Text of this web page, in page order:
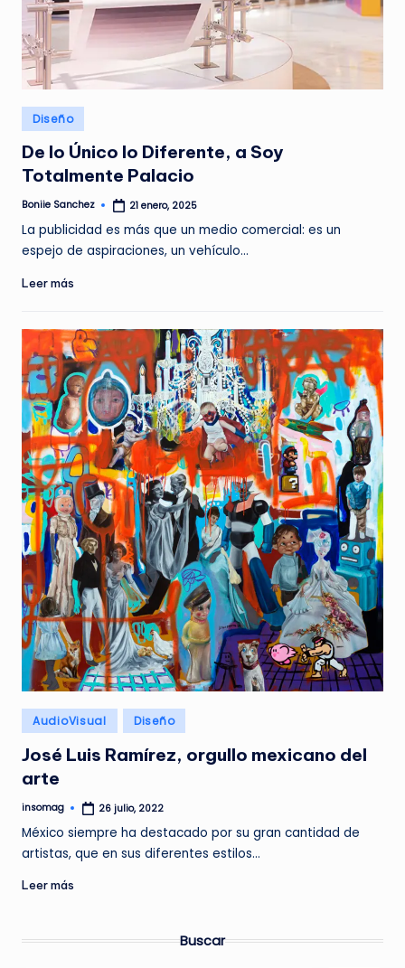
A
Z
N
E
Publicado
en
Diseño
De lo Único lo Diferente, a Soy
Totalmente Palacio
Publicado
Boniie Sanchez 21 enero, 2025
La publicidad es más que un medio comercial: es un
espejo de aspiraciones, un vehículo…
Leer más
Publicado
en
AudioVisual Diseño
José Luis Ramírez, orgullo mexicano del
arte
Publicado
insomag 26 julio, 2022
México siempre ha destacado por su gran cantidad de
artistas, que en sus diferentes estilos…
Leer más
Buscar